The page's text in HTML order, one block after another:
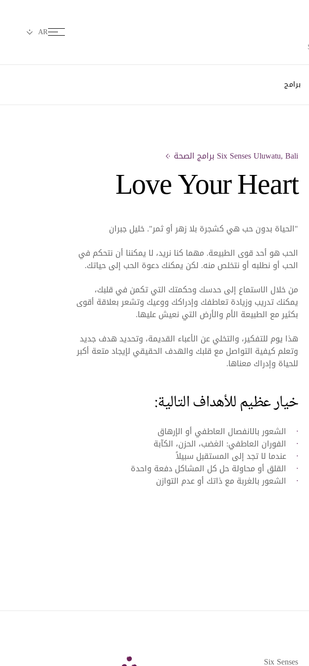
برامج
Six Senses Uluwatu, Bali برامج الصحة
Love Your Heart
"الحياة بدون حب هي كشجرة بلا زهر أو ثمر". خليل جبران
الحب هو أحد قوى الطبيعة. مهما كنا نريد، لا يمكننا أن نتحكم في
الحب أو نطلبه أو نتخلص منه. لكن يمكنك دعوة الحب إلى حياتك.
من خلال الاستماع إلى حدسك وحكمتك التي تكمن في قلبك،
يمكنك تدريب وزيادة تعاطفك وإدراكك ووعيك وتشعر بعلاقة أقوى
بكثير مع الطبيعة الأم والأرض التي نعيش عليها.
هذا يوم للتفكير، والتخلي عن الأعباء القديمة، وتحديد هدف جديد
وتعلم كيفية التواصل مع قلبك والهدف الحقيقي لإيجاد متعة أكبر
للحياة وإدراك معناها.
خيار عظيم للأهداف التالية:
الشعور بالانفصال العاطفي أو الإرهاق
الفوران العاطفي: الغضب، الحزن، الكآبة
عندما لا تجد إلى المستقبل سبيلاً
القلق أو محاولة حل كل المشاكل دفعة واحدة
الشعور بالغربة مع ذاتك أو عدم التوازن
Six Senses